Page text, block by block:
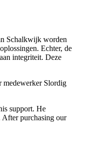
Schalkwijk worden
Echter, de
integriteit. Deze
medewerkerSlordig
support. He
After purchasing our